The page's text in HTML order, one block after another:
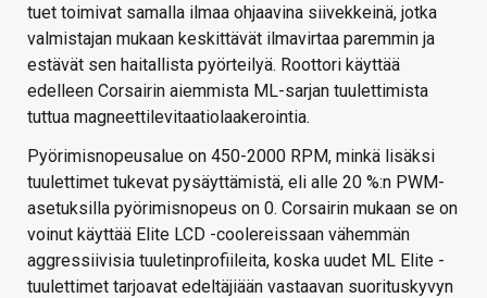
tuet toimivat samalla ilmaa ohjaavina siivekkeinä, jotka
valmistajan mukaan keskittävät ilmavirtaa paremmin ja
estävät sen haitallista pyörteilyä. Roottori käyttää
edelleen Corsairin aiemmista ML-sarjan tuulettimista
tuttua magneettilevitaatiolaakerointia.
Pyörimisnopeusalue on 450-2000 RPM, minkä lisäksi
tuulettimet tukevat pysäyttämistä, eli alle 20 %:n PWM-
asetuksilla pyörimisnopeus on 0. Corsairin mukaan se on
voinut käyttää Elite LCD -coolereissaan vähemmän
aggressiivisia tuuletinprofiileita, koska uudet ML Elite -
tuulettimet tarjoavat edeltäjiään vastaavan suorituskyvyn